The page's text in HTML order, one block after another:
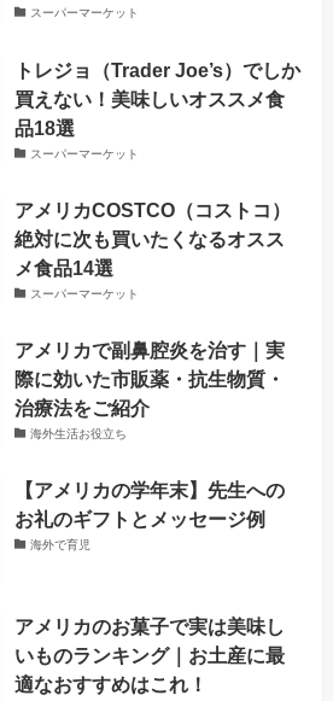
スーパーマーケット
トレジョ（Trader Joe’s）でしか
買えない！美味しいオススメ食
品18選
スーパーマーケット
アメリカCOSTCO（コストコ）
絶対に次も買いたくなるオスス
メ食品14選
スーパーマーケット
アメリカで副鼻腔炎を治す｜実
際に効いた市販薬・抗生物質・
治療法をご紹介
海外生活お役立ち
【アメリカの学年末】先生への
お礼のギフトとメッセージ例
海外で育児
アメリカのお菓子で実は美味し
いものランキング｜お土産に最
適なおすすめはこれ！